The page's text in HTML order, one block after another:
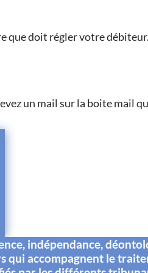
que doit régler votre débiteur.
un mail sur la boite mail
indépendance,
qui accompagnent le